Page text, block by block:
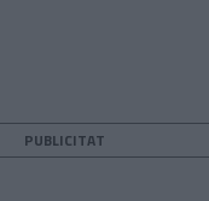
PUBLICITAT